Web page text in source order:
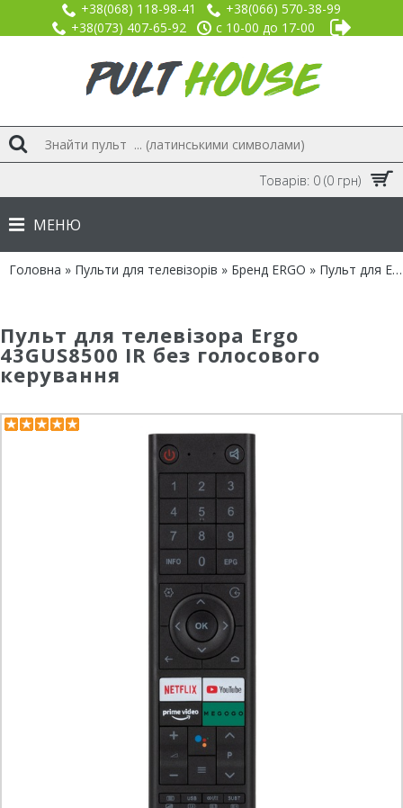
+38(068) 118-98-41
+38(066) 570-38-99
+38(073) 407-65-92
с 10-00 до 17-00
Товарів: 0 (0 грн)
МЕНЮ
Головна » Пульти для телевізорів » Бренд ERGO » Пульт для Ergo 43GUS8500 IR без голосового керування
Пульт для телевізора Ergo
43GUS8500 IR без голосового
керування